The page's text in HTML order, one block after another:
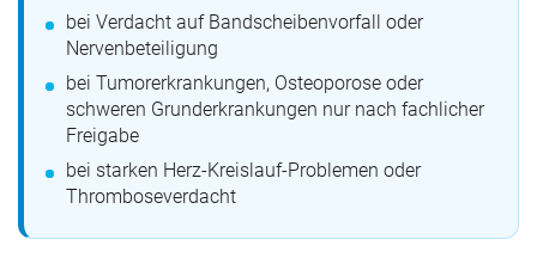
bei Verdacht auf Bandscheibenvorfall oder
Nervenbeteiligung
bei Tumorerkrankungen, Osteoporose oder
schweren Grunderkrankungen nur nach fachlicher
Freigabe
bei starken Herz-Kreislauf-Problemen oder
Thromboseverdacht